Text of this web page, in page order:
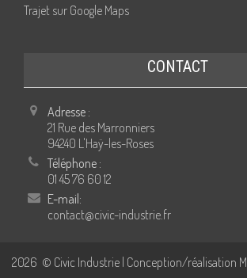
Trajet sur Google Maps
CONTACT
Adresse :
21 Rue des Marronniers
94240 L'Haÿ-les-Roses
Téléphone :
01 45 76 60 12
E-mail:
contact@civic-industrie.fr
2026 © Civic Industrie | Conception/réalisation